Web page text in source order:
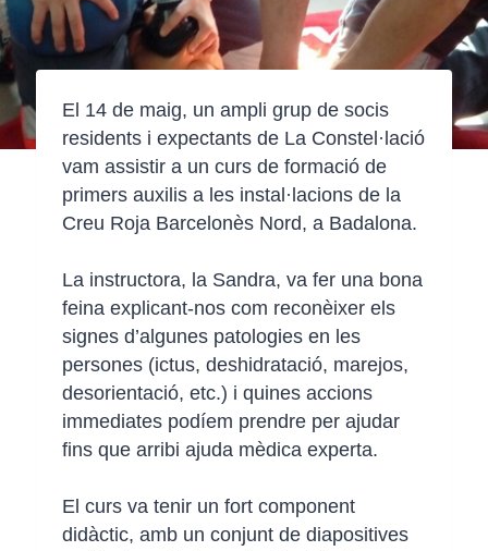
El 14 de maig, un ampli grup de socis
residents i expectants de La Constel·lació
vam assistir a un curs de formació de
primers auxilis a les instal·lacions de la
Creu Roja Barcelonès Nord, a Badalona.
La instructora, la Sandra, va fer una bona
feina explicant-nos com reconèixer els
signes d’algunes patologies en les
persones (ictus, deshidratació, marejos,
desorientació, etc.) i quines accions
immediates podíem prendre per ajudar
fins que arribi ajuda mèdica experta.
El curs va tenir un fort component
didàctic, amb un conjunt de diapositives